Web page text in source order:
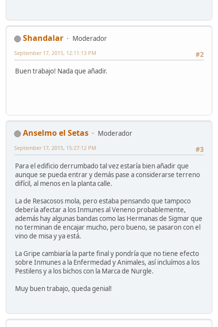
Shandalar
Moderador
#2
September 17, 2015, 12:11:13 PM
Buen trabajo! Nada que añadir.
Anselmo el Setas
Moderador
#3
September 17, 2015, 15:27:12 PM
Para el edificio derrumbado tal vez estaría bien añadir que
aunque se pueda entrar y demás pase a considerarse terreno
difícil, al menos en la planta calle.
La de Resacosos mola, pero estaba pensando que tampoco
debería afectar a los Inmunes al Veneno probablemente,
además hay algunas bandas como las Hermanas de Sigmar que
no terminan de encajar mucho, pero bueno, se pasaron con el
vino de misa y ya está.
La Gripe cambiaría la parte final y pondría que no tiene efecto
sobre Inmunes a la Enfermedad y Animales, así incluímos a los
Pestilens y a los bichos con la Marca de Nurgle.
Muy buen trabajo, queda genial!